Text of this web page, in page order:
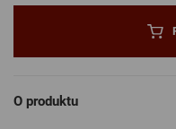
PŘIHLÁSIT
O produktu